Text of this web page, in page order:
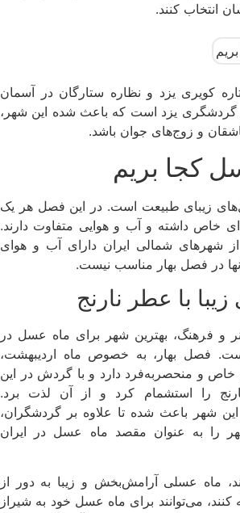
انتخاب کنند.
کویری یزد و نظاره ستارگان در آسمان
گردشگری یزد است که باعث شده این شهر،
و زوج‌های جوان باشد.
کجا بریم
زیبای طبیعت است. در این فصل هر یک
خاص داشته و آب و هوایی متفاوت دارند.
شهرهای شمالی ایران دارای آب و هوای
در فصل بهار مناسب نیست.
با عطر نارنج
و فرهنگ، بهترین شهر برای ماه عسل در
فصل بهار، به خصوص ماه اردیبهشت،
خاص و منحصربه‌فرد دارد و با گردش در این
را استشمام کرد و از آن لذت برد.
این شهر باعث شده تا علاوه بر گردشگران،
را به عنوان مقصد ماه عسل در ایران
ماه عسلی آرامش‌بخش و زیبا به دور از
کنند، می‌توانند برای ماه عسل خود به شیراز